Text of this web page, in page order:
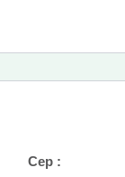
Cep :